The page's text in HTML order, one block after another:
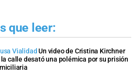
que leer:
Vialidad Un video de Cristina Kirchner
calle desató una polémica por su prisión